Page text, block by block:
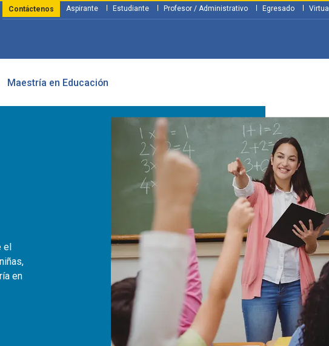
Aspirante Estudiante Profesor / Administrativo Egresado Virtual
Contáctenos
Maestría en Educación
el
en